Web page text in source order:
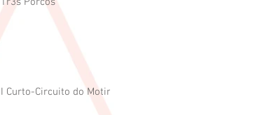
I Curto-Circuito do Motin